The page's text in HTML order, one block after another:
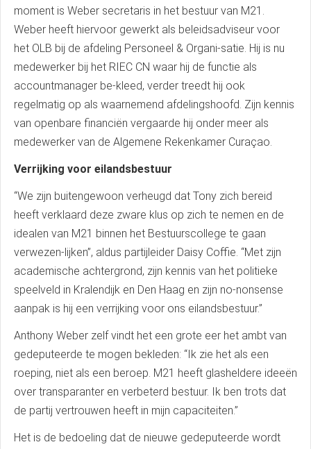
moment is Weber secretaris in het bestuur van M21.
Weber heeft hiervoor gewerkt als beleidsadviseur voor
het OLB bij de afdeling Personeel & Organi-satie. Hij is nu
medewerker bij het RIEC CN waar hij de functie als
accountmanager be-kleed, verder treedt hij ook
regelmatig op als waarnemend afdelingshoofd. Zijn kennis
van openbare financiën vergaarde hij onder meer als
medewerker van de Algemene Rekenkamer Curaçao.
Verrijking voor eilandsbestuur
“We zijn buitengewoon verheugd dat Tony zich bereid
heeft verklaard deze zware klus op zich te nemen en de
idealen van M21 binnen het Bestuurscollege te gaan
verwezen-lijken”, aldus partijleider Daisy Coffie. “Met zijn
academische achtergrond, zijn kennis van het politieke
speelveld in Kralendijk en Den Haag en zijn no-nonsense
aanpak is hij een verrijking voor ons eilandsbestuur.”
Anthony Weber zelf vindt het een grote eer het ambt van
gedeputeerde te mogen bekleden: “Ik zie het als een
roeping, niet als een beroep. M21 heeft glasheldere ideeën
over transparanter en verbeterd bestuur. Ik ben trots dat
de partij vertrouwen heeft in mijn capaciteiten.”
Het is de bedoeling dat de nieuwe gedeputeerde wordt